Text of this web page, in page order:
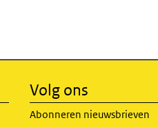
Volg ons
Abonneren nieuwsbrieven